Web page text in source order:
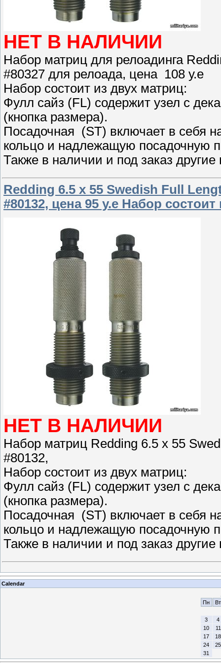
НЕТ В НАЛИЧИИ
Набор матриц для релоадинга
#80327 для релоада, цена 108 у.е
Набор состоит из двух матриц:
Фулл сайз (FL) содержит узел с
(кнопка размера).
Посадочная (ST) включает в себя
кольцо и надлежащую посадочную
Также в наличии и под заказ
Redding 6.5 x 55 Swedish Full
#80132, цена 95 у.е Набор
НЕТ В НАЛИЧИИ
Набор матриц Redding 6.5 x 55
#80132,
Набор состоит из двух матриц:
Фулл сайз (FL) содержит узел с
(кнопка размера).
Посадочная (ST) включает в себя
кольцо и надлежащую посадочную
Также в наличии и под заказ
Calendar
Пн
Вт
3
4
10
11
17
18
24
25
31